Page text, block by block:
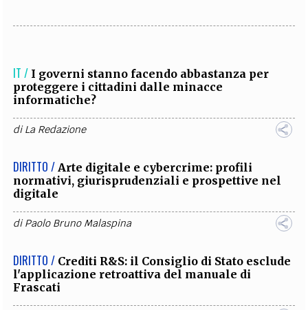
IT / I governi stanno facendo abbastanza per
proteggere i cittadini dalle minacce
informatiche?
diLa Redazione
DIRITTO / Arte digitale e cybercrime: profili
normativi, giurisprudenziali e prospettive nel
digitale
diPaolo Bruno Malaspina
DIRITTO / Crediti R&S: il Consiglio di Stato esclude
l'applicazione retroattiva del manuale di
Frascati